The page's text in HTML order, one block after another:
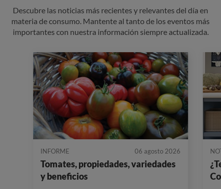
Descubre las noticias más recientes y relevantes del día en
materia de consumo. Mantente al tanto de los eventos más
importantes con nuestra información siempre actualizada.
INFORME 06 agosto 2026
Tomates, propiedades, variedades
y beneficios